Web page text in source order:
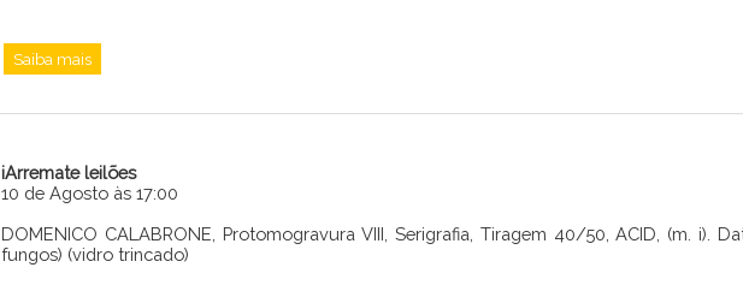
Saiba mais
iArremate leilões
10 de Agosto às 17:00
DOMENICO CALABRONE, Protomogravura VIII, Serigrafia, Tiragem 40/50, ACID, (m. i).
fungos) (vidro trincado)